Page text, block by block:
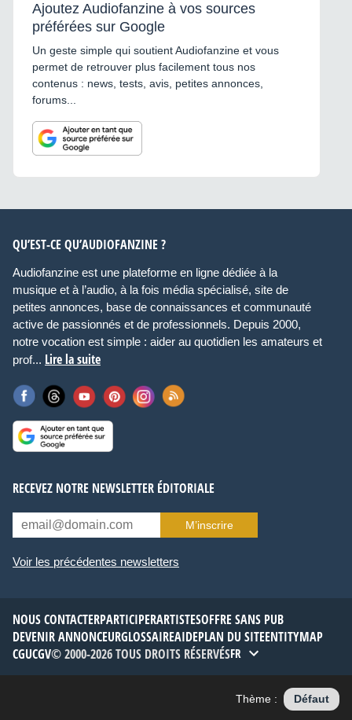
Ajoutez Audiofanzine à vos sources
préférées sur Google
Un geste simple qui soutient Audiofanzine et vous
permet de retrouver plus facilement tous nos
contenus : news, tests, avis, petites annonces,
forums...
QU’EST-CE QU’AUDIOFANZINE ?
Audiofanzine est une plateforme en ligne dédiée à la
musique et à l’audio, à la fois média spécialisé, site de
petites annonces, base de connaissances et communauté
active de passionnés et de professionnels. Depuis 2000,
notre vocation est simple : aider au quotidien les amateurs et
prof... Lire la suite
RECEVEZ NOTRE NEWSLETTER ÉDITORIALE
M’inscrire
Voir les précédentes newsletters
NOUS CONTACTERPARTICIPERARTISTESOFFRE SANS PUB
DEVENIR ANNONCEURGLOSSAIREAIDEPLAN DU SITEENTITYMAP
CGUCGV© 2000-2026 TOUS DROITS RÉSERVÉSFR
Thème : Défaut